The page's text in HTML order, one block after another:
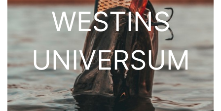
WESTINS
UNIVERSUM